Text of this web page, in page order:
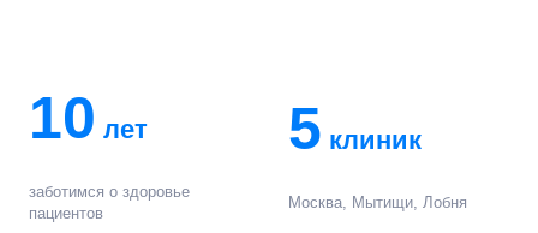
10 лет
заботимся о здоровье
пациентов
5 клиник
Москва, Мытищи, Лобня